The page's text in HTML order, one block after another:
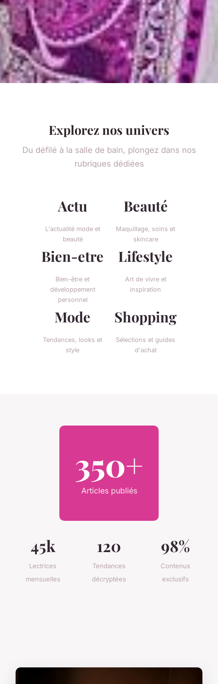
Explorez nos univers
Du défilé à la salle de bain, plongez dans nos
rubriques dédiées
Actu
L'actualité mode et
beauté
Beauté
Maquillage, soins et
skincare
Bien-etre
Bien-être et
développement
personnel
Lifestyle
Art de vivre et
inspiration
Mode
Tendances, looks et
style
Shopping
Sélections et guides
d'achat
350+
Articles publiés
45k
Lectrices
mensuelles
120
Tendances
décryptées
98%
Contenus
exclusifs